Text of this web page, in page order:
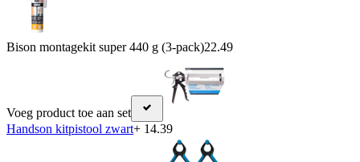
Bison montagekit super 440 g (3-pack)22.49
Voeg product toe aan set
Handson kitpistool zwart+ 14.39